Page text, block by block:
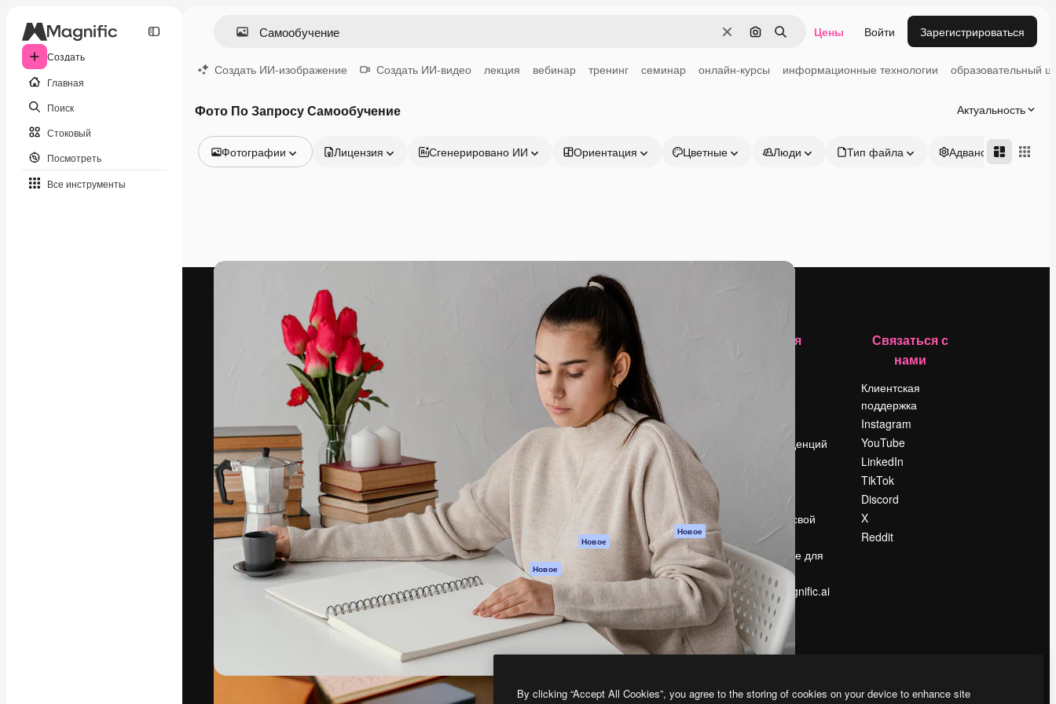
Создать
Главная
Поиск
Стоковый
Посмотреть
Все инструменты
ОчиститьПоиск по изображению
Поиск Цены Войти Зарегистрироваться
Создать ИИ-изображение Создать ИИ-видео лекция вебинар тренинг семинар онлайн-курсы информационные технологии образовательный
Фото По Запросу Самообучение Актуальность
Фотографии
Видео
Лицензия Сгенерировано ИИ Ориентация Цветные Люди Тип файла Адвансд
Креативная платформа для создания
ваших лучших работ. Более 1 миллиона
подписчиков среди креаторов,
предприятий, агентств и студий.
Pусский
Продукция
ИИ-помощник
Генератор
изображений ИИ
Генератор видео
ИИ
Генератор голоса
на основе ИИ
Стоковый контент
MCP для
Claude/ChatGPT
Новое
Агенты Новое
API
Мобильное
приложение
Все инструменты
Magnific
Начать
Academy
Документация по
Пакету ИИ
Служба
поддержки
Условия и
положения
Политика
конфиденциальности
Оригиналы Новое
Политика файлов
cookie
Центр доверия
Партнеры
Предприятие
Компания
Поиск тенденций
Продайте свой
контент
Помещение для
прессы
Ищете magnific.ai
Связаться с
нами
Клиентская
поддержка
Instagram
YouTube
LinkedIn
TikTok
Discord
X
Reddit
By clicking “Accept All Cookies”, you agree to the storing of cookies on your device to enhance site